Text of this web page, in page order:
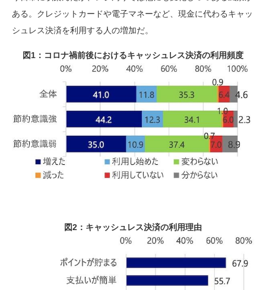
ある。クレジットカードや電子マネーなど、現金に代わるキャッ
シュレス決済を利用する人の増加だ。
図1：コロナ禍前後におけるキャッシュレス決済の利用頻度
図2：キャッシュレス決済の利用理由